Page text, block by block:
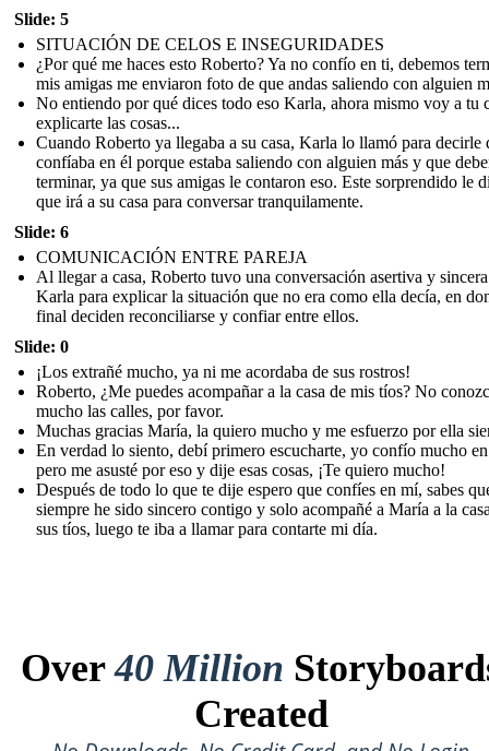
Slide: 5
SITUACIÓN DE CELOS E INSEGURIDADES
¿Por qué me haces esto Roberto? Ya no confío en ti, debemos
mis amigas me enviaron foto de que andas saliendo con alguien
No entiendo por qué dices todo eso Karla, ahora mismo voy a tu
explicarte las cosas...
Cuando Roberto ya llegaba a su casa, Karla lo llamó para decirle
confíaba en él porque estaba saliendo con alguien más y que
terminar, ya que sus amigas le contaron eso. Este sorprendido le
que irá a su casa para conversar tranquilamente.
Slide: 6
COMUNICACIÓN ENTRE PAREJA
Al llegar a casa, Roberto tuvo una conversación asertiva y
Karla para explicar la situación que no era como ella decía, en
final deciden reconciliarse y confiar entre ellos.
Slide: 0
¡Los extrañé mucho, ya ni me acordaba de sus rostros!
Roberto, ¿Me puedes acompañar a la casa de mis tíos? No
mucho las calles, por favor.
Muchas gracias María, la quiero mucho y me esfuerzo por ella
En verdad lo siento, debí primero escucharte, yo confío mucho
pero me asusté por eso y dije esas cosas, ¡Te quiero mucho!
Después de todo lo que te dije espero que confíes en mí, sabes
siempre he sido sincero contigo y solo acompañé a María a la
sus tíos, luego te iba a llamar para contarte mi día.
Over40 Million
Created